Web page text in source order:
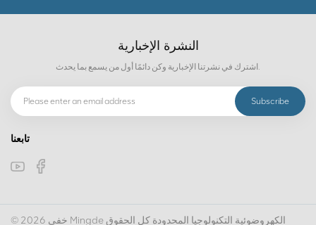
النشرة الإخبارية
اشترك في نشرتنا الإخبارية وكن دائمًا أول من يسمع بما يحدث.
تابعنا
© 2026 خفى Mingde الكهروضوئية التكنولوجيا المحدودة كل الحقوق